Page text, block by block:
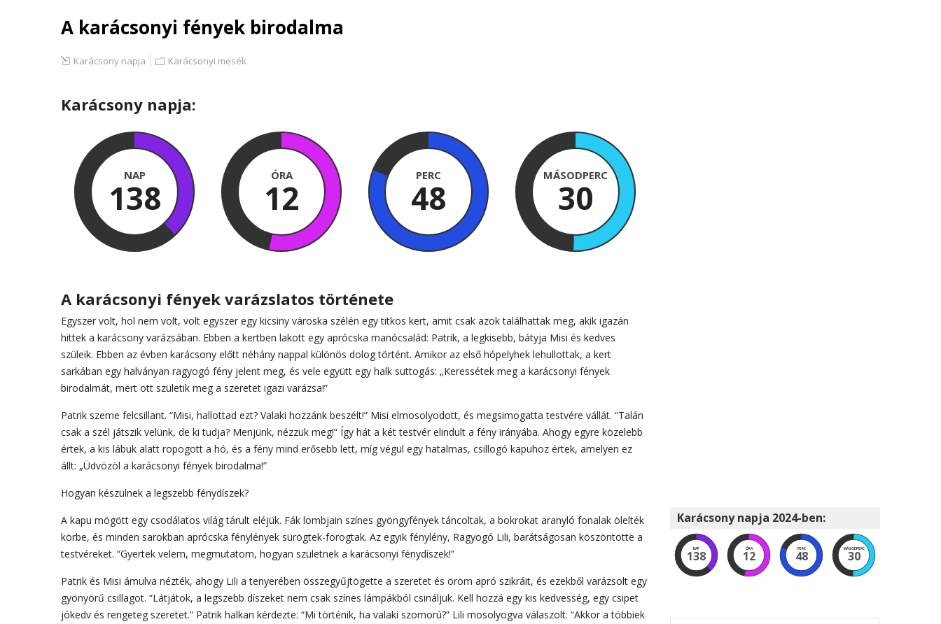
A karácsonyi fények birodalma
Karácsony napja Karácsonyi mesék
Karácsony napja:
NAP
138
ÓRA
12
PERC
48
MÁSODPERC
29
A karácsonyi fények varázslatos története
Egyszer volt, hol nem volt, volt egyszer egy kicsiny városka szélén egy titkos kert, amit csak azok találhattak meg, akik igazán
hittek a karácsony varázsában. Ebben a kertben lakott egy aprócska manócsalád: Patrik, a legkisebb, bátyja Misi és kedves
szüleik. Ebben az évben karácsony előtt néhány nappal különös dolog történt. Amikor az első hópelyhek lehullottak, a kert
sarkában egy halványan ragyogó fény jelent meg, és vele együtt egy halk suttogás: „Keressétek meg a karácsonyi fények
birodalmát, mert ott születik meg a szeretet igazi varázsa!”
Patrik szeme felcsillant. “Misi, hallottad ezt? Valaki hozzánk beszélt!” Misi elmosolyodott, és megsimogatta testvére vállát. “Talán
csak a szél játszik velünk, de ki tudja? Menjünk, nézzük meg!” Így hát a két testvér elindult a fény irányába. Ahogy egyre közelebb
értek, a kis lábuk alatt ropogott a hó, és a fény mind erősebb lett, míg végül egy hatalmas, csillogó kapuhoz értek, amelyen ez
állt: „Üdvözöl a karácsonyi fények birodalma!”
Hogyan készülnek a legszebb fénydíszek?
A kapu mögött egy csodálatos világ tárult eléjük. Fák lombjain színes gyöngyfények táncoltak, a bokrokat aranyló fonalak ölelték
körbe, és minden sarokban aprócska fénylények sürögtek-forogtak. Az egyik fénylény, Ragyogó Lili, barátságosan köszöntötte a
testvéreket. “Gyertek velem, megmutatom, hogyan születnek a karácsonyi fénydíszek!”
Patrik és Misi ámulva nézték, ahogy Lili a tenyerében összegyűjtögette a szeretet és öröm apró szikráit, és ezekből varázsolt egy
gyönyörű csillagot. “Látjátok, a legszebb díszeket nem csak színes lámpákból csináljuk. Kell hozzá egy kis kedvesség, egy csipet
jókedv és rengeteg szeretet.” Patrik halkan kérdezte: “Mi történik, ha valaki szomorú?” Lili mosolyogva válaszolt: “Akkor a többiek
Karácsony napja 2024-ben:
NAP
138
ÓRA
12
PERC
48
MÁSODPERC
29